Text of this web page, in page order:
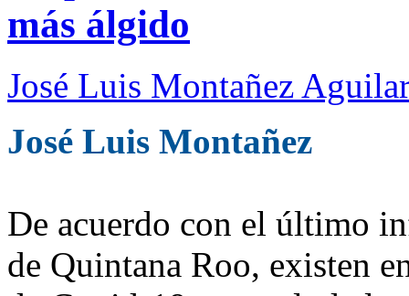
más álgido
José Luis Montañez Aguilar
José Luis Montañez
De acuerdo con el último
de Quintana Roo, existen